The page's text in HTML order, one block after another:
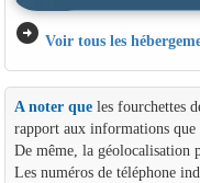
arrow_circle_right Voir tous les
A noter queles fourchettes
rapport aux informations que
De même, la géolocalisation
Les numéros de téléphone